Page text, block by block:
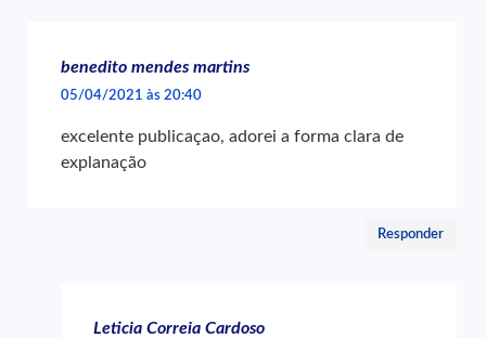
benedito mendes martins
05/04/2021 às 20:40
excelente publicaçao, adorei a forma clara de
explanação
Responder
Leticia Correia Cardoso